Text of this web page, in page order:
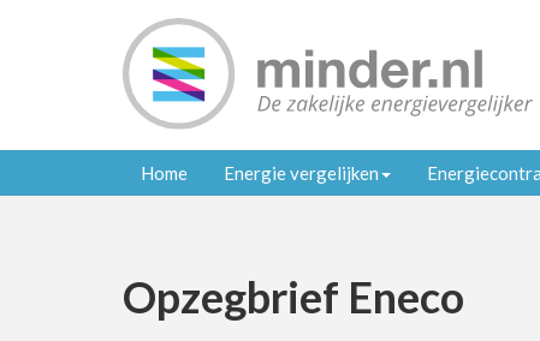
Home Energie vergelijken
Opzegbrief Eneco